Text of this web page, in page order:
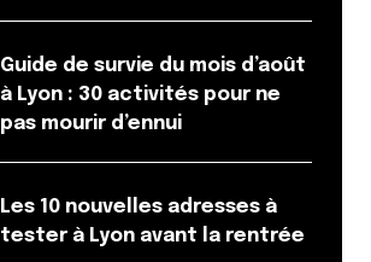
Guide de survie du mois d’août
à Lyon : 30 activités pour ne
pas mourir d’ennui
Les 10 nouvelles adresses à
tester à Lyon avant la rentrée